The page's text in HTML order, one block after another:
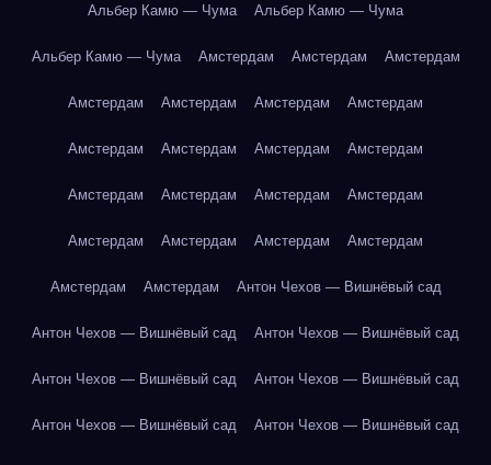
Альбер Камю — Чума Альбер Камю — Чума
Альбер Камю — Чума Амстердам Амстердам Амстердам
Амстердам Амстердам Амстердам Амстердам
Амстердам Амстердам Амстердам Амстердам
Амстердам Амстердам Амстердам Амстердам
Амстердам Амстердам Амстердам Амстердам
Амстердам Амстердам Антон Чехов — Вишнёвый сад
Антон Чехов — Вишнёвый сад Антон Чехов — Вишнёвый сад
Антон Чехов — Вишнёвый сад Антон Чехов — Вишнёвый сад
Антон Чехов — Вишнёвый сад Антон Чехов — Вишнёвый сад